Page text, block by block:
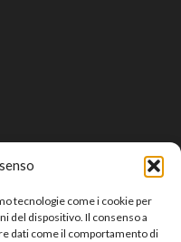
tecnologie come i cookie per
del dispositivo. Il consenso a
dati come il comportamento di